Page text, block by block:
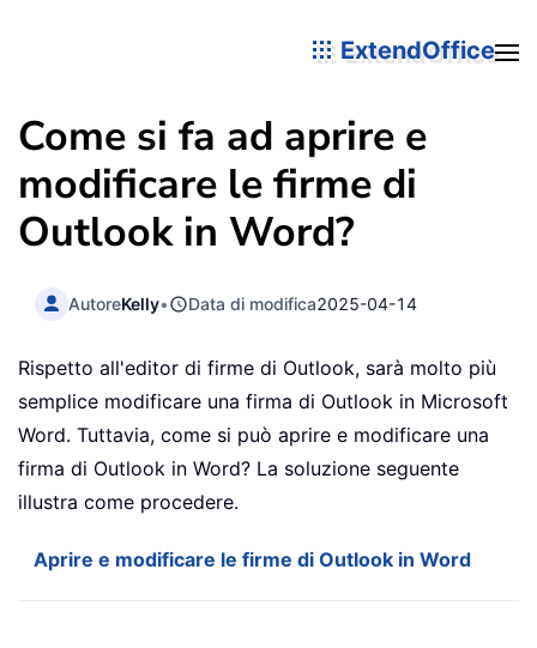
ExtendOffice
Come si fa ad aprire e
modificare le firme di
Outlook in Word?
AutoreKelly• Data di modifica2025-04-14
Rispetto all'editor di firme di Outlook, sarà molto più
semplice modificare una firma di Outlook in Microsoft
Word. Tuttavia, come si può aprire e modificare una
firma di Outlook in Word? La soluzione seguente
illustra come procedere.
Aprire e modificare le firme di Outlook in Word